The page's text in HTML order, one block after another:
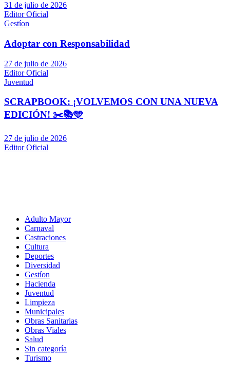
31 de julio de 2026
Editor Oficial
Gestíon
Adoptar con Responsabilidad
27 de julio de 2026
Editor Oficial
Juventud
SCRAPBOOK: ¡VOLVEMOS CON UNA NUEVA
EDICIÓN! ✂️📚🩵
27 de julio de 2026
Editor Oficial
Adulto Mayor
Carnaval
Castraciones
Cultura
Deportes
Diversidad
Gestíon
Hacienda
Juventud
Limpieza
Municipales
Obras Sanitarias
Obras Viales
Salud
Sin categoría
Turismo